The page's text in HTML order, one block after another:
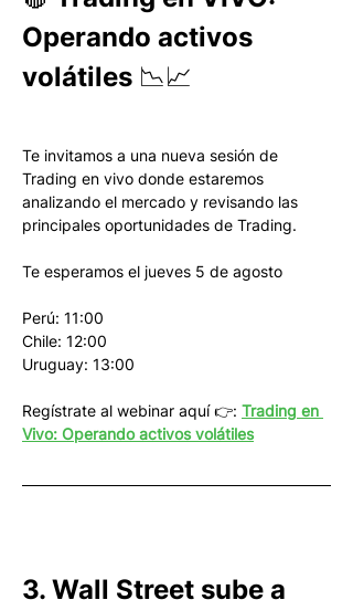
Operando activos
volátiles 📉📈
Te invitamos a una nueva sesión de
Trading en vivo donde estaremos
analizando el mercado y revisando las
principales oportunidades de Trading.
Te esperamos el jueves 5 de agosto
Perú: 11:00
Chile: 12:00
Uruguay: 13:00
Regístrate al webinar aquí 👉: Trading en
Vivo: Operando activos volátiles
3. Wall Street sube a